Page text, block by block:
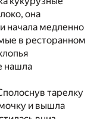
она
начала медленно
в ресторанном
нашла
тарелку
и вышла